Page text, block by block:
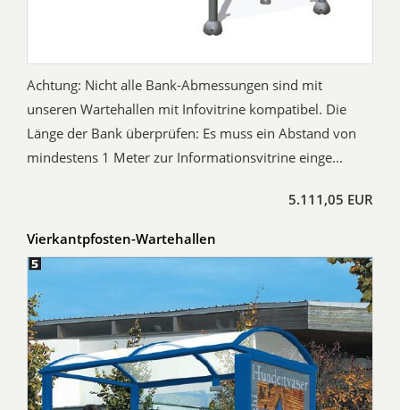
Achtung: Nicht alle Bank-Abmessungen sind mit
unseren Wartehallen mit Infovitrine kompatibel. Die
Länge der Bank überprüfen: Es muss ein Abstand von
mindestens 1 Meter zur Informationsvitrine einge...
5.111,05 EUR
Vierkantpfosten-Wartehallen